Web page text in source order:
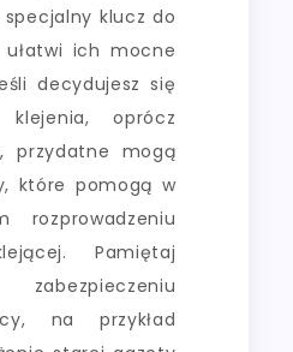
klucz do
ich mocne
decydujesz się
oprócz
przydatne mogą
które pomogą w
rozprowadzeniu
Pamiętaj
na przykład